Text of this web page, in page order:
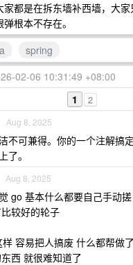
家都是在拆东墙补西墙，大
根本不存在。
spring
02-06 10:31:49 +08:00
1 2
Aug 8, 2025
不可兼得。你的一个注解搞
了。
Aug 8, 2025
go 基本什么都要自己手动
较好的轮子
容易把人搞废 什么都帮做
西 就很难知道了